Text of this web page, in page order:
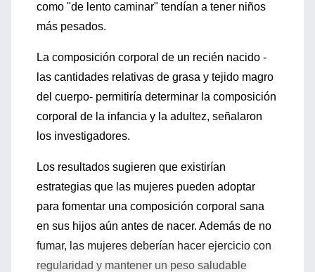
como "de lento caminar" tendían a tener niños
más pesados.
La composición corporal de un recién nacido -
las cantidades relativas de grasa y tejido magro
del cuerpo- permitiría determinar la composición
corporal de la infancia y la adultez, señalaron
los investigadores.
Los resultados sugieren que existirían
estrategias que las mujeres pueden adoptar
para fomentar una composición corporal sana
en sus hijos aún antes de nacer. Además de no
fumar, las mujeres deberían hacer ejercicio con
regularidad y mantener un peso saludable